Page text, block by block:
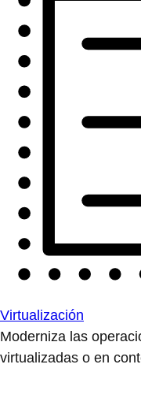
Virtualización
Moderniza las
virtualizadas o en